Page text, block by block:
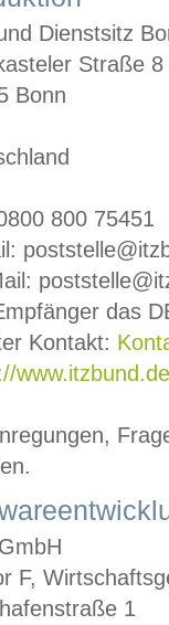
Dienstsitz
Straße 8
Bonn
800 75451
das
Kontakt:
F,
1